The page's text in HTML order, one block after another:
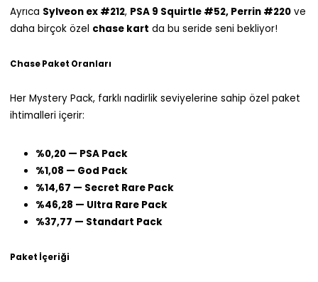
Ayrıca Sylveon ex #212, PSA 9 Squirtle #52, Perrin #220ve
daha birçok özel chase kart da bu seride seni bekliyor!
Chase Paket Oranları
Her Mystery Pack, farklı nadirlik seviyelerine sahip özel paket
ihtimalleri içerir:
%0,20 — PSA Pack
%1,08 — God Pack
%14,67 — Secret Rare Pack
%46,28 — Ultra Rare Pack
%37,77 — Standart Pack
Paket İçeriği